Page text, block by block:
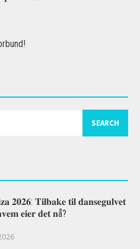
𝟐𝟎𝟐𝟔: 𝐓𝐢𝐥𝐛𝐚𝐤𝐞 𝐭𝐢𝐥 𝐝𝐚𝐧𝐬𝐞𝐠𝐮𝐥𝐯𝐞𝐭
𝐞𝐢𝐞𝐫 𝐝𝐞𝐭 𝐧å?